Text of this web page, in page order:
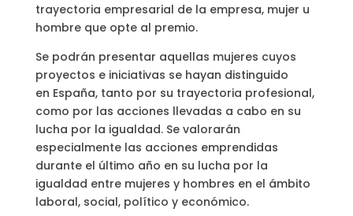
trayectoria empresarial de la empresa, mujer u
hombre que opte al premio.
Se podrán presentar aquellas mujeres cuyos
proyectos e iniciativas se hayan distinguido
en España, tanto por su trayectoria profesional,
como por las acciones llevadas a cabo en su
lucha por la igualdad. Se valorarán
especialmente las acciones emprendidas
durante el último año en su lucha por la
igualdad entre mujeres y hombres en el ámbito
laboral, social, político y económico.